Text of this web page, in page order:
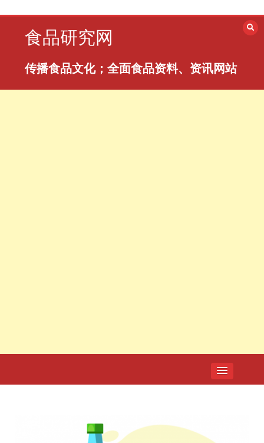
食品研究网
传播食品文化；全面食品资料、资讯网站